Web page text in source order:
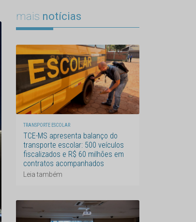
mais notícias
TRANSPORTE ESCOLAR
TCE-MS apresenta balanço do
transporte escolar: 500 veículos
fiscalizados e R$ 60 milhões em
contratos acompanhados
Leia também